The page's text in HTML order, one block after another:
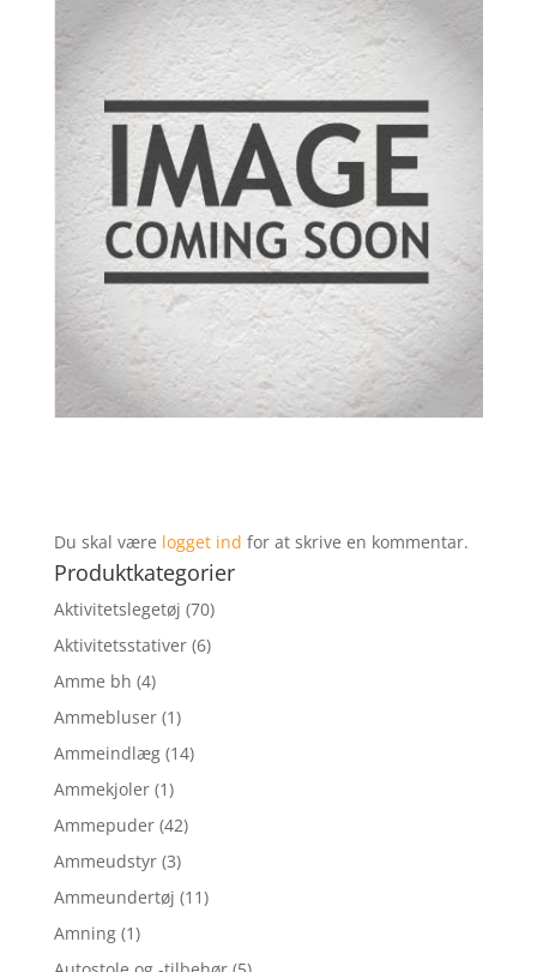
Du skal være logget ind for at skrive en kommentar.
Produktkategorier
Aktivitetslegetøj (70)
Aktivitetsstativer (6)
Amme bh (4)
Ammebluser (1)
Ammeindlæg (14)
Ammekjoler (1)
Ammepuder (42)
Ammeudstyr (3)
Ammeundertøj (11)
Amning (1)